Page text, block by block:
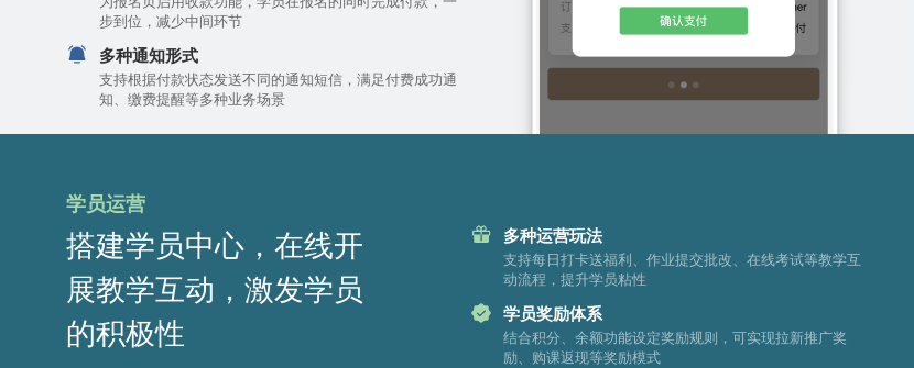
步到位，减少中间环节
多种通知形式
支持根据付款状态发送不同的通知短信，满足付费成功通
知、缴费提醒等多种业务场景
学员运营
搭建学员中心，在线开
展教学互动，激发学员
的积极性
多种运营玩法
支持每日打卡送福利、作业提交批改、在线考试等教学互
动流程，提升学员粘性
学员奖励体系
结合积分、余额功能设定奖励规则，可实现拉新推广奖
励、购课返现等奖励模式